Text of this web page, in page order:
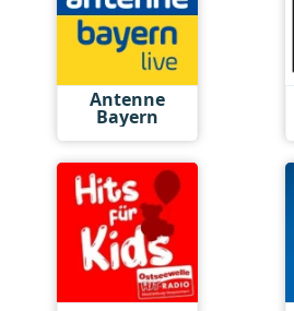
Antenne
Bayern